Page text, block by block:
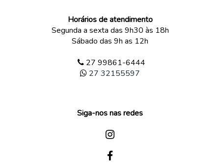
Horários de atendimento
Segunda a sexta das 9h30 às 18h
Sábado das 9h as 12h
27 99861-6444
27 32155597
Siga-nos nas redes